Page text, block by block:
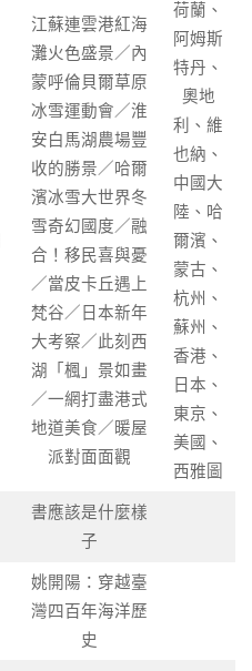
江蘇連雲港紅海
灘火色盛景／內
蒙呼倫貝爾草原
冰雪運動會／淮
安白馬湖農場豐
收的勝景／哈爾
濱冰雪大世界冬
雪奇幻國度／融
合！移民喜與憂
／當皮卡丘遇上
梵谷／日本新年
大考察／此刻西
湖「楓」景如畫
／一網打盡港式
地道美食／暖屋
派對面面觀
荷蘭、
阿姆斯
特丹、
奧地
利、維
也納、
中國大
陸、哈
爾濱、
蒙古、
杭州、
蘇州、
香港、
日本、
東京、
美國、
西雅圖
書應該是什麼樣
子
姚開陽：穿越臺
灣四百年海洋歷
史